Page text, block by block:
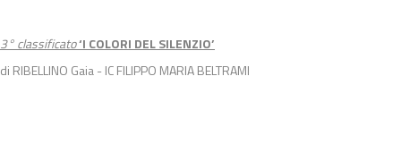
3° classificato‘I COLORI DEL SILENZIO’
di RIBELLINO Gaia - IC FILIPPO MARIA BELTRAMI